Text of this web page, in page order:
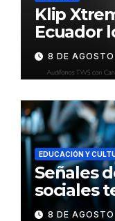
Klip
Ecuador
8 DE
EDUCACIÓN Y
Señales
sociales
8 DE